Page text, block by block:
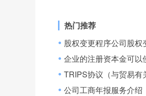
热门推荐
● 股权变更程序公司股权
● 企业的注册资本金可以
● TRIPS协议（与贸易有
● 公司工商年报服务介绍